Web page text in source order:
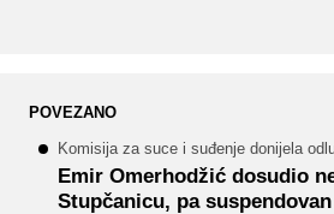
POVEZANO
Komisija za suce i suđenje donijela
Emir Omerhodžić dosudio
Stupčanicu, pa